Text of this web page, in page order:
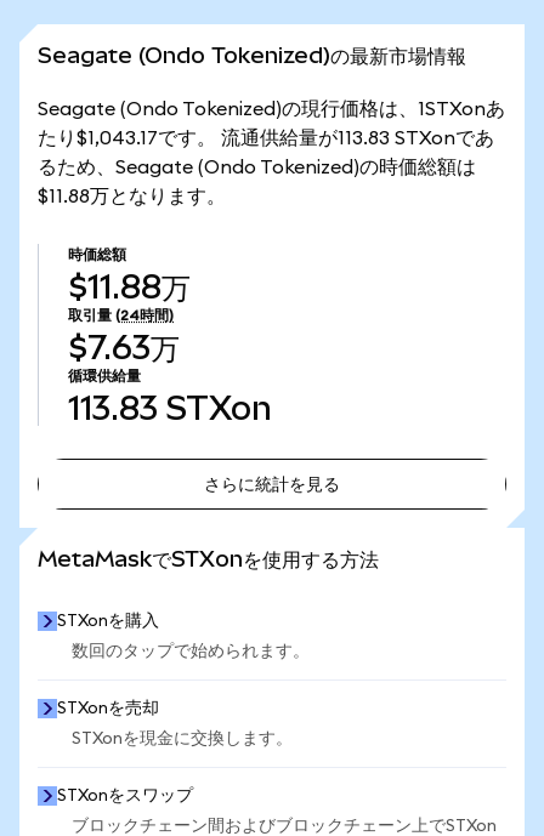
Seagate (Ondo Tokenized)の最新市場情報
Seagate (Ondo Tokenized)の現行価格は、1STXonあ
たり$1,043.17です。 流通供給量が113.83 STXonであ
るため、Seagate (Ondo Tokenized)の時価総額は
$11.88万となります。
時価総額
$11.88万
取引量 (24時間)
$7.63万
循環供給量
113.83 STXon
さらに統計を見る
MetaMaskでSTXonを使用する方法
STXonを購入
数回のタップで始められます。
STXonを売却
STXonを現金に交換します。
STXonをスワップ
ブロックチェーン間およびブロックチェーン上でSTXon